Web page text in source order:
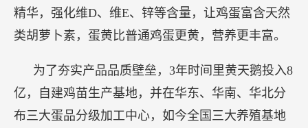
精华，强化维D、维E、锌等含量，让鸡蛋富含天然
类胡萝卜素，蛋黄比普通鸡蛋更黄，营养更丰富。
为了夯实产品品质壁垒，3年时间里黄天鹅投入8
亿，自建鸡苗生产基地，并在华东、华南、华北分
布三大蛋品分级加工中心，如今全国三大养殖基地